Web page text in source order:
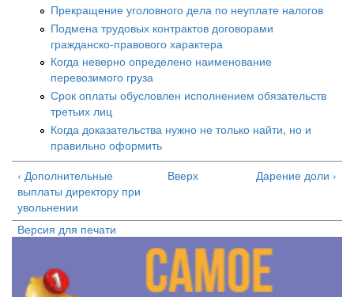
Прекращение уголовного дела по неуплате налогов
Подмена трудовых контрактов договорами
гражданско-правового характера
Когда неверно определено наименование
перевозимого груза
Срок оплаты обусловлен исполнением обязательств
третьих лиц
Когда доказательства нужно не только найти, но и
правильно оформить
‹ Дополнительные
выплаты директору при
увольнении
Вверх Дарение доли ›
Версия для печати